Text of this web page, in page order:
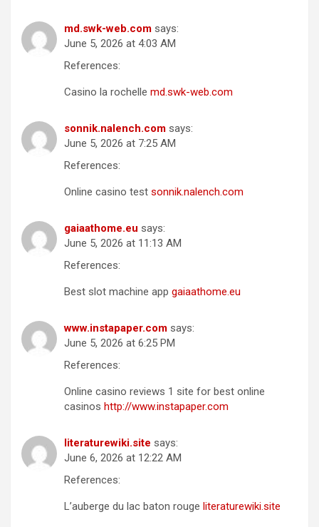
md.swk-web.com says:
June 5, 2026 at 4:03 AM
References:
Casino la rochelle md.swk-web.com
sonnik.nalench.com says:
June 5, 2026 at 7:25 AM
References:
Online casino test sonnik.nalench.com
gaiaathome.eu says:
June 5, 2026 at 11:13 AM
References:
Best slot machine app gaiaathome.eu
www.instapaper.com says:
June 5, 2026 at 6:25 PM
References:
Online casino reviews 1 site for best online
casinos http://www.instapaper.com
literaturewiki.site says:
June 6, 2026 at 12:22 AM
References:
L’auberge du lac baton rouge literaturewiki.site